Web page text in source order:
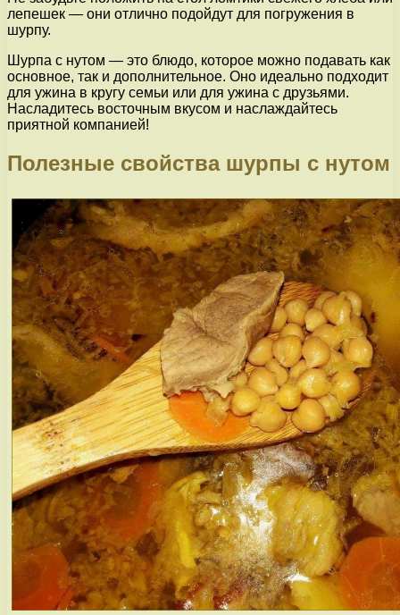
лепешек — они отлично подойдут для погружения в
шурпу.
Шурпа с нутом — это блюдо, которое можно подавать как
основное, так и дополнительное. Оно идеально подходит
для ужина в кругу семьи или для ужина с друзьями.
Насладитесь восточным вкусом и наслаждайтесь
приятной компанией!
Полезные свойства шурпы с нутом